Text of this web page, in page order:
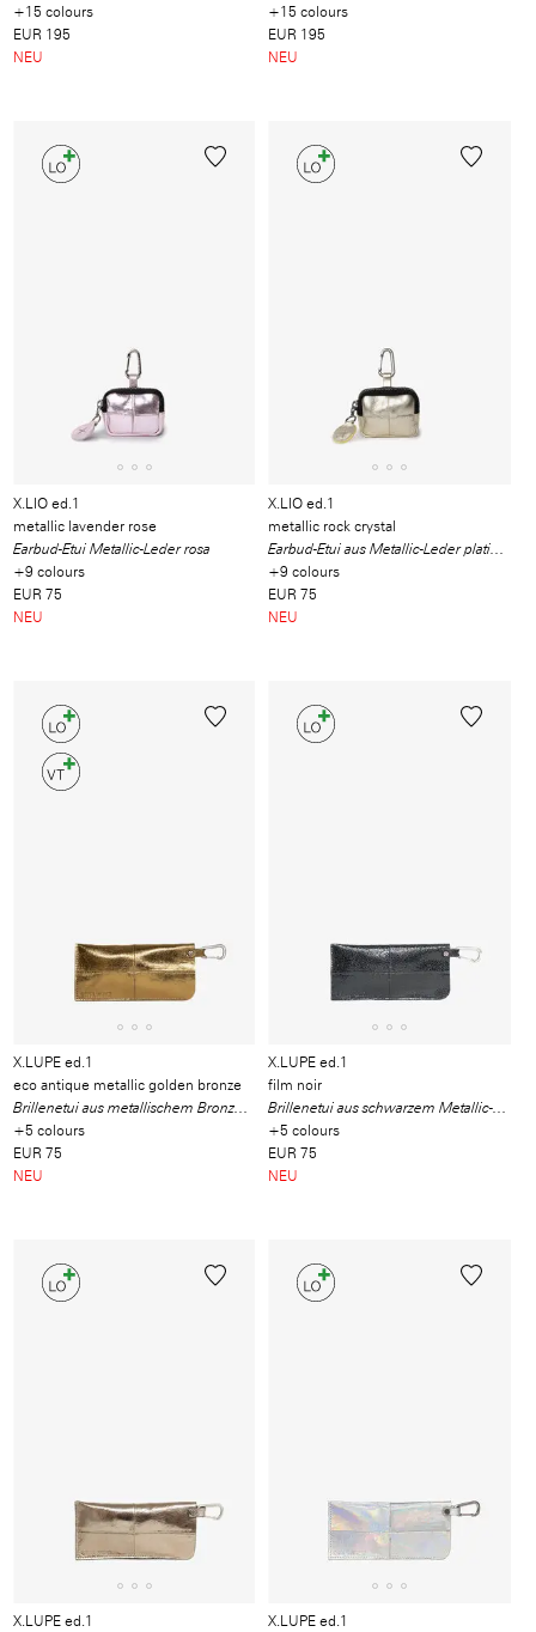
+15 colours
EUR 195
NEU
+15 colours
EUR 195
NEU
X.LIO ed.1
metallic lavender rose
Earbud-Etui Metallic-Leder rosa
+9 colours
EUR 75
NEU
X.LIO ed.1
metallic rock crystal
+9 colours
EUR 75
NEU
X.LUPE ed.1
eco antique metallic golden bronze
Brillenetui aus metallischem Bronze-Waste-Leder
+5 colours
EUR 75
NEU
X.LUPE ed.1
film noir
Brillenetui aus schwarzem Metallic-Waste-Leder
+5 colours
EUR 75
NEU
X.LUPE ed.1
X.LUPE ed.1